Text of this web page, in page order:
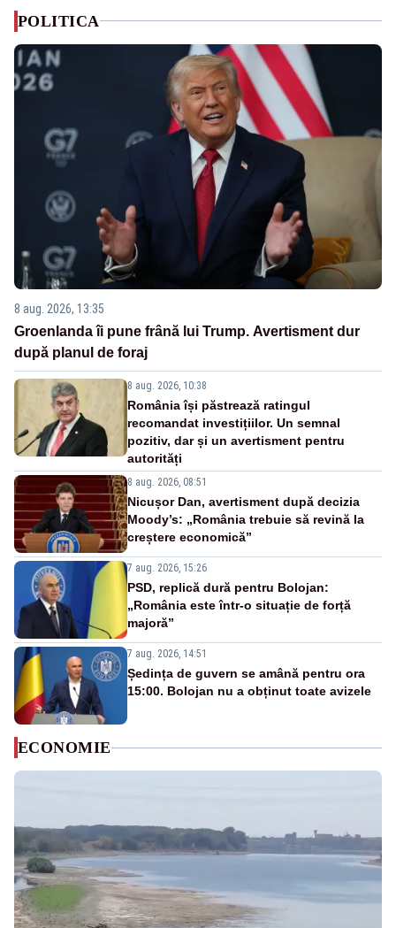
POLITICA
8 aug. 2026, 13:35
Groenlanda îi pune frână lui Trump. Avertisment dur
după planul de foraj
8 aug. 2026, 10:38
România își păstrează ratingul
recomandat investițiilor. Un semnal
pozitiv, dar și un avertisment pentru
autorități
8 aug. 2026, 08:51
Nicușor Dan, avertisment după decizia
Moody’s: „România trebuie să revină la
creștere economică”
7 aug. 2026, 15:26
PSD, replică dură pentru Bolojan:
„România este într-o situație de forță
majoră”
7 aug. 2026, 14:51
Ședința de guvern se amână pentru ora
15:00. Bolojan nu a obținut toate avizele
ECONOMIE